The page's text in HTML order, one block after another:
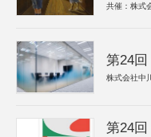
共催：株式
第24
株式会社中
第24